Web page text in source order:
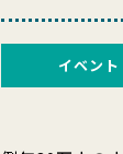
イベント